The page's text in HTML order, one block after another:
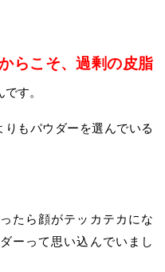
らこそ、過剰の皮脂
す。
もパウダーを選んでいる
たら顔がテッカテカにな
ーって思い込んでいまし